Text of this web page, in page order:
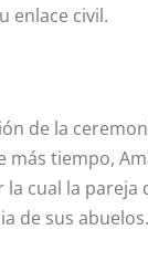
enlace civil.
de la
más tiempo,
cual la pareja
de sus abuelos.